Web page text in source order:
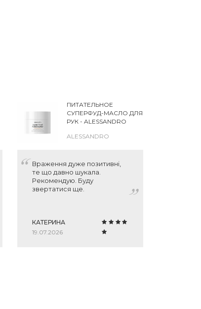
ПИТАТЕЛЬНОЕ
СУПЕРФУД-МАСЛО ДЛЯ
РУК - ALESSANDRO
SUPERFOOD HAND
ALESSANDRO
Враження дуже позитивні,
те що давно шукала.
Рекомендую. Буду
звертатися ще.
КАТЕРИНА
19.07.2026